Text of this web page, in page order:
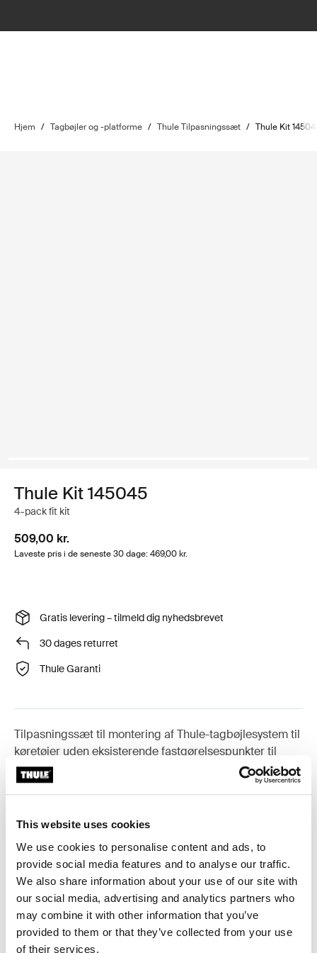
This website uses cookies
We use cookies to personalise content and ads, to
provide social media features and to analyse our traffic.
We also share information about your use of our site with
our social media, advertising and analytics partners who
may combine it with other information that you’ve
provided to them or that they’ve collected from your use
of their services.
Hjem / Tagbøjler og -platforme / Thule Tilpasningssæt / Thule Kit
Thule Kit 145045
4-pack fit kit
509,00 kr.
Laveste pris i de seneste 30 dage: 469,00 kr.
Gratis levering – tilmeld dig nyhedsbrevet
30 dages returret
Thule Garanti
Tilpasningssæt til montering af Thule-tagbøjlesystem til
køretøjer uden eksisterende fastgørelsespunkter til
tagbøjler, eller fabriksmonterede tagbøjler.
Toggle features
Alle funktioner
Toggle techspec
Tekniske specifikationer
Toggle guides and instructions
Instruktioner